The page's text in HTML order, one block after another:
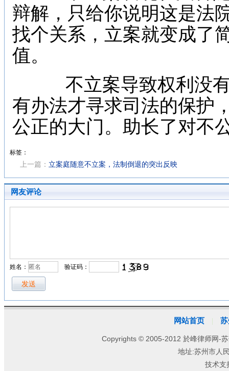
辩解，只给你说明这是法
找个关系，立案就变成了
值。
不立案导致权利没有
有办法才寻求司法的保护
公正的大门。助长了对不
标签：
上一篇： 立案庭随意不立案，法制倒退的突出反映
网友评论
姓名： 验证码：
网站首页
Copyrights © 2005-2012 於峰律师网-
地址:苏州市人
技术支